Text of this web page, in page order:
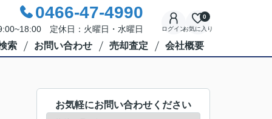
0466-47-4990
定休日：火曜日・水曜日 ログインお気に入り
0
索 お問い合わせ 売却査定 会社概要
お気軽にお問い合わせください